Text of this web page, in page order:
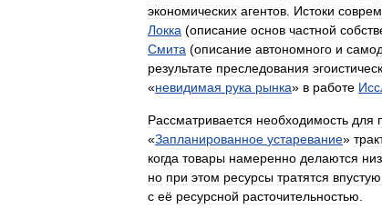
экономических агентов Истоки
Локка (описание основ частной
Смита (описание автономного и
результате преследования
«невидимая рука рынка» в работе
Рассматривается необходимость для
«Запланированное устаревание»
когда товары намеренно делаются
но при этом ресурсы тратятся впустую
с её ресурсной расточительностью